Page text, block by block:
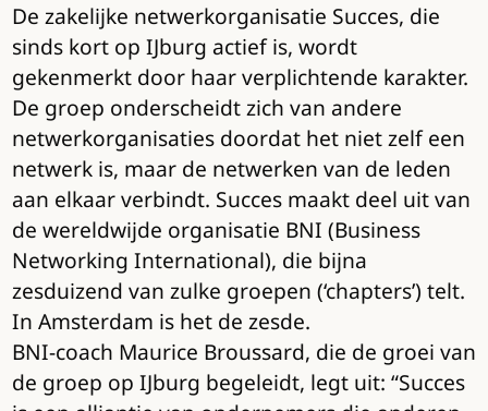
De zakelijke netwerkorganisatie Succes, die
sinds kort op IJburg actief is, wordt
gekenmerkt door haar verplichtende karakter.
De groep onderscheidt zich van andere
netwerkorganisaties doordat het niet zelf een
netwerk is, maar de netwerken van de leden
aan elkaar verbindt. Succes maakt deel uit van
de wereldwijde organisatie BNI (Business
Networking International), die bijna
zesduizend van zulke groepen (‘chapters’) telt.
In Amsterdam is het de zesde.
BNI-coach Maurice Broussard, die de groei van
de groep op IJburg begeleidt, legt uit: “Succes